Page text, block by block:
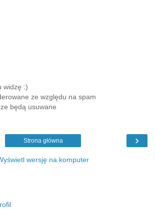
widzę :)
ze względu na spam
będą usuwane
›
Strona główna
wersję na komputer